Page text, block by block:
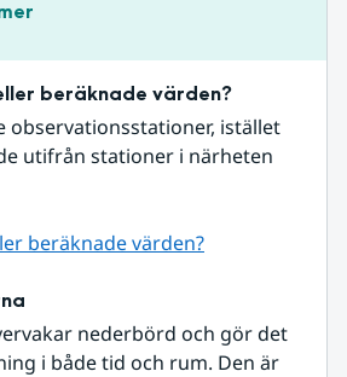
beräknade värden?
observationsstationer, istället
utifrån stationer i närheten
beräknade värden?
nederbörd och gör det
i både tid och rum. Den är